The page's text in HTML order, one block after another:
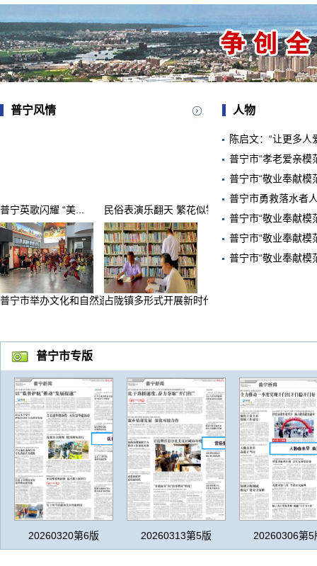
普宁风情
普宁英歌闪耀 “美... 民俗表演乐翻天 繁花似锦引客...
普宁市举办文化和自然遗产日系列...占陇镇多形式开展新时代文明实践...
人物
陈启文：“让更多人
普宁市专版
20260320第6版 20260313第5版 20260306第5